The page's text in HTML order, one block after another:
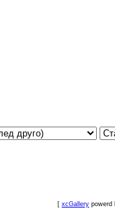
[ xcGallery